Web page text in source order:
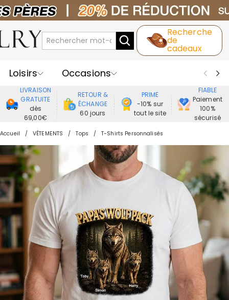
Recherche
de
cadeaux
Loisirs
Occasions
Destinataires
Meilleure Ventes
Nouveaux
Vêtement
LIVRAISON
GRATUITE
dès
69,00€
RETOUR &
ÉCHANGE
60 jours
PRIME
-10% sur
tout le site
FIABLE
Paiement
100%
sécurisé
Accueil VÊTEMENTS Tops T-Shirts Personnalisés